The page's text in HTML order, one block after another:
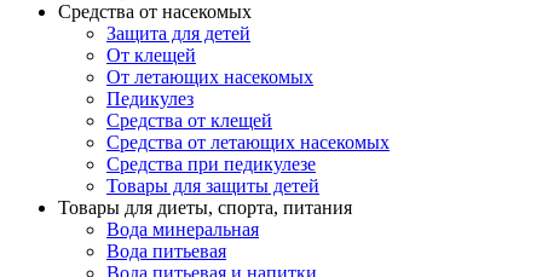
Средства от насекомых
Защита для детей
От клещей
От летающих насекомых
Педикулез
Средства от клещей
Средства от летающих насекомых
Средства при педикулезе
Товары для защиты детей
Товары для диеты, спорта, питания
Вода минеральная
Вода питьевая
Вода питьевая и напитки